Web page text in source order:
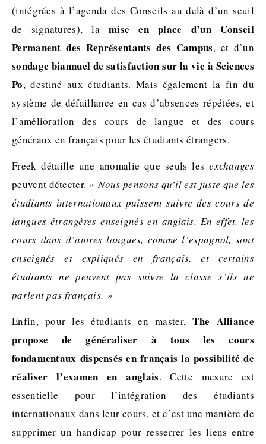
(intégrées à l’agenda des Conseils au-delà d’un seuil
de signatures), lamise en place d’un Conseil
Permanent des Représentants des Campus, et d’un
sondage biannuel de satisfaction sur la vie à Sciences
Po, destiné aux étudiants. Mais également la fin du
système de défaillance en cas d’absences répétées, et
l’amélioration des cours de langue et des cours
généraux en français pour les étudiants étrangers.
Freek détaille une anomalie que seuls lesexchanges
peuvent détecter. « Nous pensons qu’il est juste que les
étudiants internationaux puissent suivre des cours de
langues étrangères enseignés en anglais. En effet, les
cours dans d’autres langues, comme l’espagnol, sont
enseignés et expliqués en français, et certains
étudiants ne peuvent pas suivre la classe s’ils ne
parlent pas français. »
Enfin, pour les étudiants en master,The Alliance
propose de généraliser à tous les cours
fondamentaux dispensés en français la possibilité de
réaliser l’examen en anglais. Cette mesure est
essentielle pour l’intégration des étudiants
internationaux dans leur cours, et c’est une manière de
supprimer un handicap pour resserrer les liens entre